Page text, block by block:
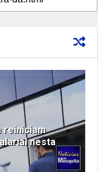
reiniciam
nesta